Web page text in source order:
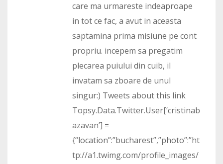
care ma urmareste indeaproape
in tot ce fac, a avut in aceasta
saptamina prima misiune pe cont
propriu. incepem sa pregatim
plecarea puiului din cuib, il
invatam sa zboare de unul
singur:) Tweets about this link
Topsy.Data.Twitter.User[‘cristinab
azavan’] =
{“location”:”bucharest”,”photo”:”ht
tp://a1.twimg.com/profile_images/